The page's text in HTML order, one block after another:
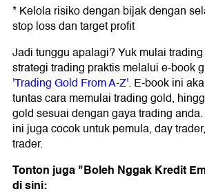
* Kelola risiko dengan bijak dengan
stop loss dan target profit
Jadi tunggu apalagi? Yuk mulai
strategi trading praktis melalui e-book
'Trading Gold From A-Z'. E-book ini
tuntas cara memulai trading gold,
gold sesuai dengan gaya trading
ini juga cocok untuk pemula, day
trader.
Tonton juga "Boleh Nggak Kredit
di sini: